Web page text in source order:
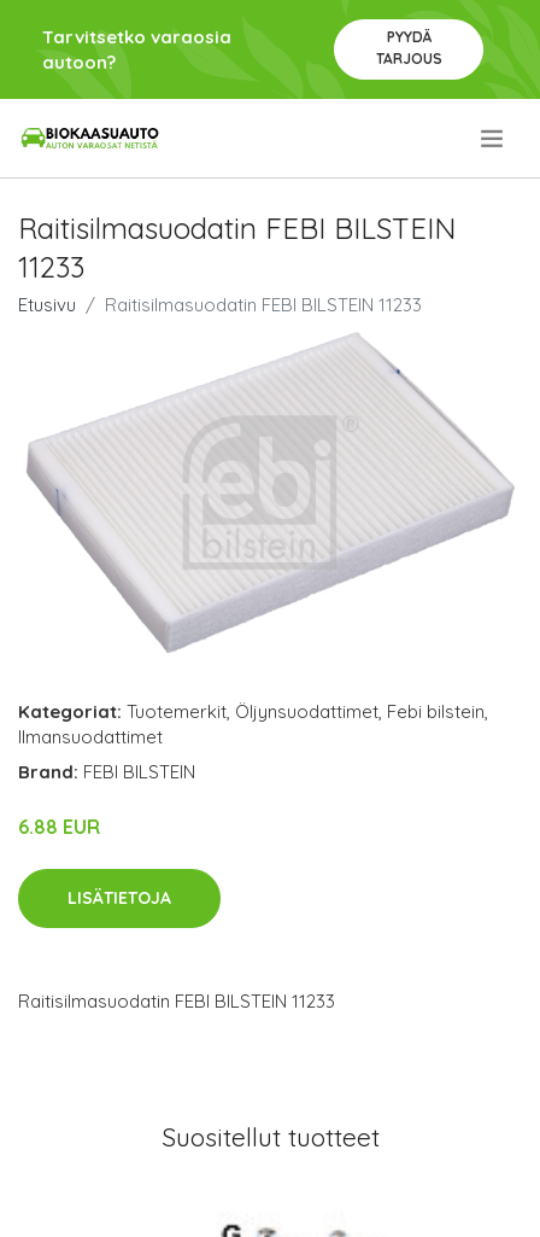
Tarvitsetko varaosia
autoon?
PYYDÄ
TARJOUS
Raitisilmasuodatin FEBI BILSTEIN
11233
Etusivu Raitisilmasuodatin FEBI BILSTEIN 11233
Kategoriat: Tuotemerkit Öljynsuodattimet Febi bilstein
Ilmansuodattimet
Brand: FEBI BILSTEIN
6.88 EUR
LISÄTIETOJA
Raitisilmasuodatin FEBI BILSTEIN 11233
Suositellut tuotteet